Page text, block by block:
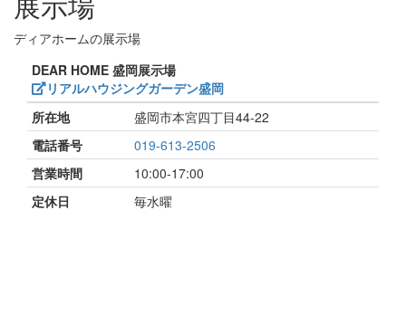
ディアホームの展示場
DEAR HOME 盛岡展示場
リアルハウジングガーデン盛岡
所在地
盛岡市本宮四丁目44-22
電話番号
019-613-2506
営業時間
10:00-17:00
定休日
毎水曜